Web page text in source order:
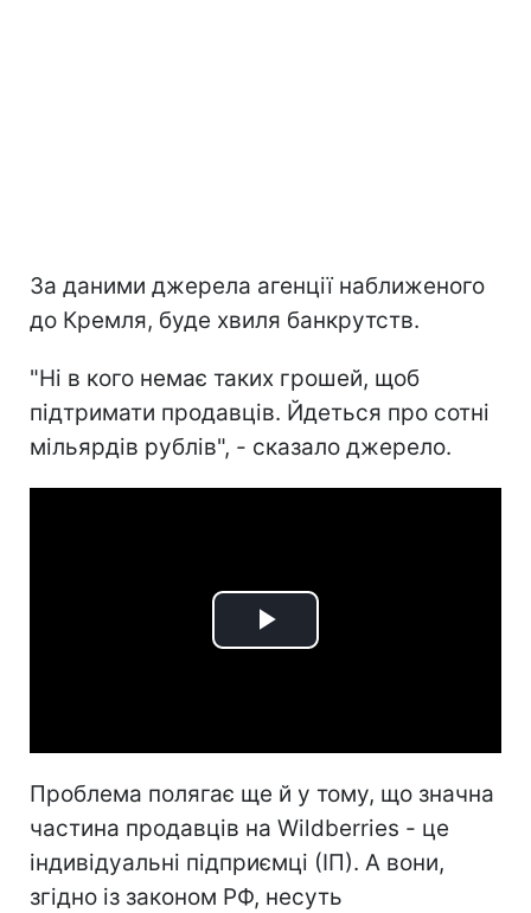
За даними джерела агенції наближеного
до Кремля, буде хвиля банкрутств.
"Ні в кого немає таких грошей, щоб
підтримати продавців. Йдеться про сотні
мільярдів рублів", - сказало джерело.
Play
Проблема полягає ще й у тому, що значна
частина продавців на Wildberries - це
індивідуальні підприємці (ІП). А вони,
згідно із законом РФ, несуть